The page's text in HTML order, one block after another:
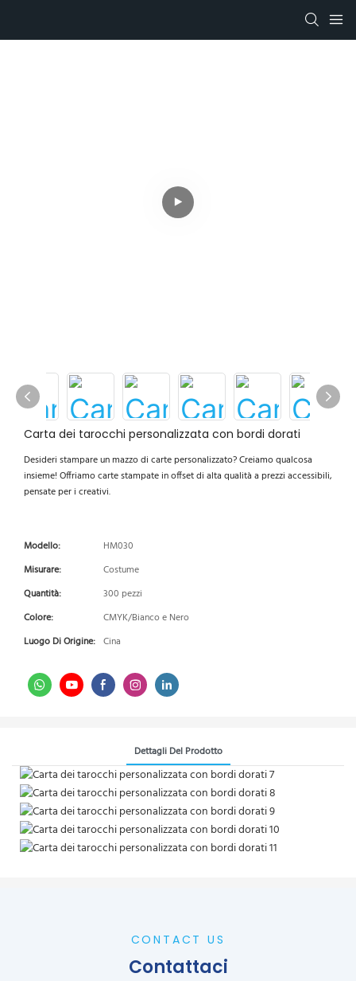
Carta dei tarocchi personalizzata con bordi dorati
Desideri stampare un mazzo di carte personalizzato? Creiamo qualcosa
insieme! Offriamo carte stampate in offset di alta qualità a prezzi accessibili,
pensate per i creativi.
Modello:
HM030
Misurare:
Costume
Quantità:
300 pezzi
Colore:
CMYK/Bianco e Nero
Luogo Di Origine: Cina
Dettagli Del Prodotto
CONTACT US
Contattaci